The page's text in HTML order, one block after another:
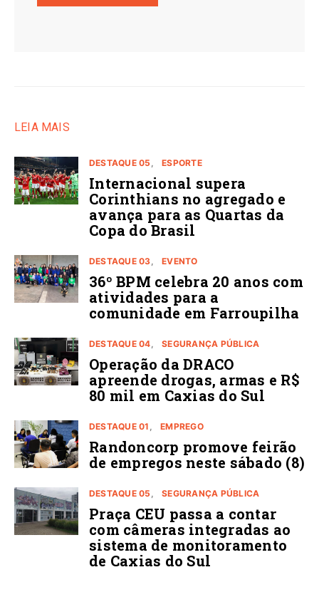
LEIA MAIS
DESTAQUE 05 ESPORTE
Internacional supera
Corinthians no agregado e
avança para as Quartas da
Copa do Brasil
DESTAQUE 03 EVENTO
36º BPM celebra 20 anos com
atividades para a
comunidade em Farroupilha
DESTAQUE 04 SEGURANÇA PÚBLICA
Operação da DRACO
apreende drogas, armas e R$
80 mil em Caxias do Sul
DESTAQUE 01 EMPREGO
Randoncorp promove feirão
de empregos neste sábado (8)
DESTAQUE 05 SEGURANÇA PÚBLICA
Praça CEU passa a contar
com câmeras integradas ao
sistema de monitoramento
de Caxias do Sul